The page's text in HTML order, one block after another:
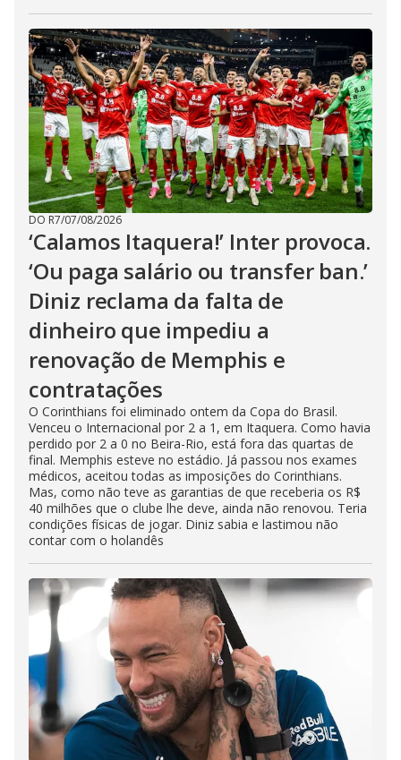
DO R7/07/08/2026
‘Calamos Itaquera!’ Inter provoca.
‘Ou paga salário ou transfer ban.’
Diniz reclama da falta de
dinheiro que impediu a
renovação de Memphis e
contratações
O Corinthians foi eliminado ontem da Copa do Brasil.
Venceu o Internacional por 2 a 1, em Itaquera. Como havia
perdido por 2 a 0 no Beira-Rio, está fora das quartas de
final. Memphis esteve no estádio. Já passou nos exames
médicos, aceitou todas as imposições do Corinthians.
Mas, como não teve as garantias de que receberia os R$
40 milhões que o clube lhe deve, ainda não renovou. Teria
condições físicas de jogar. Diniz sabia e lastimou não
contar com o holandês